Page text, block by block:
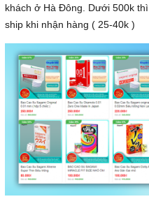
khách ở Hà Đông. Dưới 500k
ship khi nhận hàng ( 25-40k )